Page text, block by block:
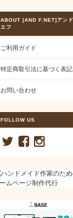
ABOUT [AND F.NET]アンド
エフ
ご利用ガイド
特定商取引法に基づく表記
お問い合わせ
FOLLOW US